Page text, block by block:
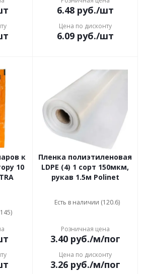
6.48руб./шт
Цена по дисконту
6.09руб./шт
к
10
Пленка полиэтиленовая
LDPE (4) 1 сорт 150мкм,
рукав 1.5м Polinet
Есть в наличии (120.6)
Розничная цена
3.40руб./м/пог
Цена по дисконту
3.26руб./м/пог